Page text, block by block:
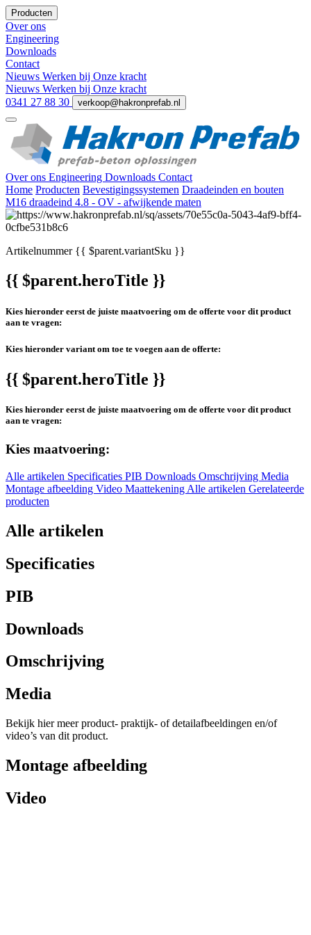
Producten
Over ons
Engineering
Downloads
Contact
Nieuws Werken bij Onze kracht
Nieuws Werken bij Onze kracht
0341 27 88 30
verkoop@hakronprefab.nl
Over ons Engineering Downloads Contact
Home Producten Bevestigingssystemen Draadeinden en bouten
M16 draadeind 4.8 - OV - afwijkende maten
Artikelnummer{{ $parent.variantSku }}
{{ $parent.heroTitle }}
Kies hieronder eerst de juiste maatvoering om de offerte voor dit product
aan te vragen:
Kies hieronder variant om toe te voegen aan de offerte:
{{ $parent.heroTitle }}
Kies hieronder eerst de juiste maatvoering om de offerte voor dit product
aan te vragen:
Kies maatvoering:
Alle artikelen Specificaties PIB Downloads Omschrijving Media
Montage afbeelding Video Maattekening Alle artikelen Gerelateerde
producten
Alle artikelen
Specificaties
PIB
Downloads
Omschrijving
Media
Bekijk hier meer product- praktijk- of detailafbeeldingen en/of
video’s van dit product.
Montage afbeelding
Video